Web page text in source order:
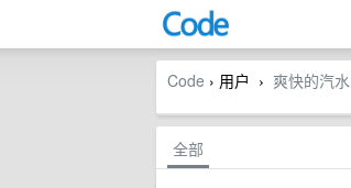
Code › 用户 › 爽快的汽水
全部